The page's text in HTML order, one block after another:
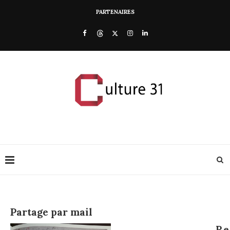
PARTENAIRES
Partage par mail